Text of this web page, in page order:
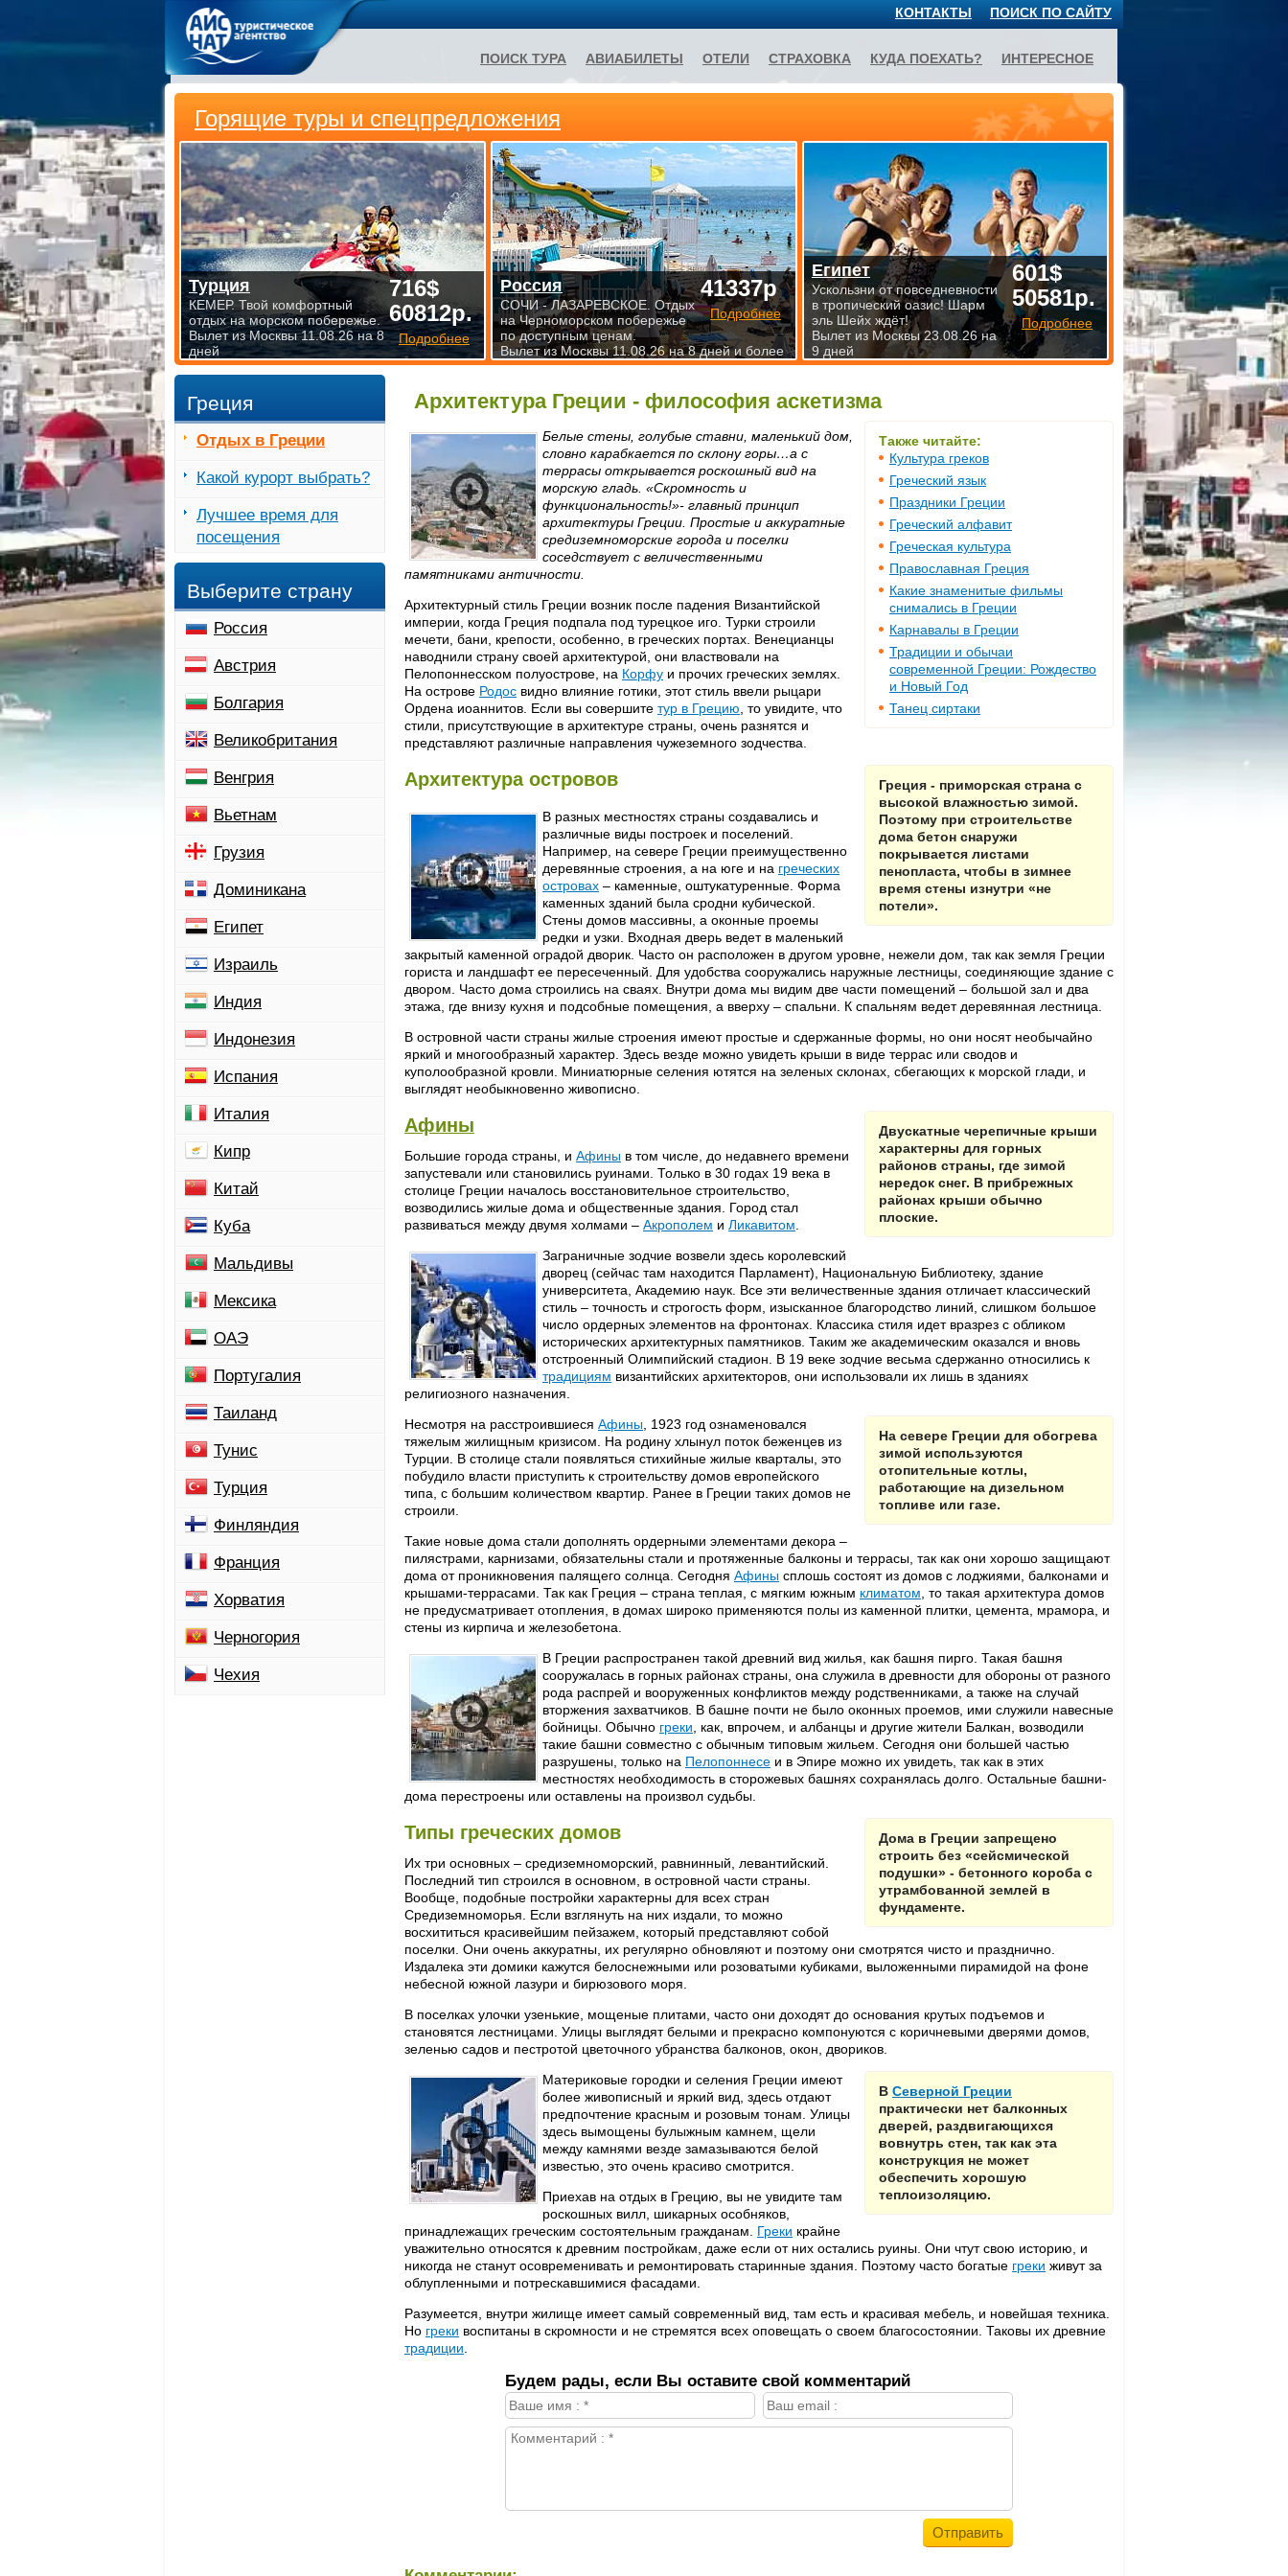
Архитектура Греции - философия аскетизма
Также читайте:
Культура греков
Греческий язык
Праздники Греции
Греческий алфавит
Греческая культура
Православная Греция
Какие знаменитые фильмы
снимались в Греции
Карнавалы в Греции
Традиции и обычаи
современной Греции: Рождество
и Новый Год
Танец сиртаки
Белые стены, голубые ставни, маленький дом,
словно карабкается по склону горы…а с
террасы открывается роскошный вид на
морскую гладь. «Скромность и
функциональность!»- главный принцип
архитектуры Греции. Простые и аккуратные
средиземноморские города и поселки
соседствует с величественными
памятниками античности.
Архитектурный стиль Греции возник после падения Византийской
империи, когда Греция подпала под турецкое иго. Турки строили
мечети, бани, крепости, особенно, в греческих портах. Венецианцы
наводнили страну своей архитектурой, они властвовали на
Пелопоннесском полуострове, на Корфу и прочих греческих землях.
На острове Родос видно влияние готики, этот стиль ввели рыцари
Ордена иоаннитов. Если вы совершите тур в Грецию , то увидите, что
стили, присутствующие в архитектуре страны, очень разнятся и
представляют различные направления чужеземного зодчества.
Греция - приморская страна с
высокой влажностью зимой.
Поэтому при строительстве
дома бетон снаружи
покрывается листами
пенопласта, чтобы в зимнее
время стены изнутри «не
потели».
Архитектура островов
В разных местностях страны создавались и
различные виды построек и поселений.
Например, на севере Греции преимущественно
деревянные строения, а на юге и на греческих
островах – каменные, оштукатуренные. Форма
каменных зданий была сродни кубической.
Стены домов массивны, а оконные проемы
редки и узки. Входная дверь ведет в маленький
закрытый каменной оградой дворик. Часто он расположен в другом уровне, нежели дом, так как земля Греции
гориста и ландшафт ее пересеченный. Для удобства сооружались наружные лестницы, соединяющие здание с
двором. Часто дома строились на сваях. Внутри дома мы видим две части помещений – большой зал и два
этажа, где внизу кухня и подсобные помещения, а вверху – спальни. К спальням ведет деревянная лестница.
В островной части страны жилые строения имеют простые и сдержанные формы, но они носят необычайно
яркий и многообразный характер. Здесь везде можно увидеть крыши в виде террас или сводов и
куполообразной кровли. Миниатюрные селения ютятся на зеленых склонах, сбегающих к морской глади, и
выглядят необыкновенно живописно.
Двускатные черепичные крыши
характерны для горных
районов страны, где зимой
нередок снег. В прибрежных
районах крыши обычно
плоские.
Афины
Большие города страны, и Афины в том числе, до недавнего времени
запустевали или становились руинами. Только в 30 годах 19 века в
столице Греции началось восстановительное строительство,
возводились жилые дома и общественные здания. Город стал
развиваться между двумя холмами – Акрополем и Ликавитом
Заграничные зодчие возвели здесь королевский
дворец (сейчас там находится Парламент), Национальную Библиотеку, здание
университета, Академию наук. Все эти величественные здания отличает классический
стиль – точность и строгость форм, изысканное благородство линий, слишком большое
число ордерных элементов на фронтонах. Классика стиля идет вразрез с обликом
исторических архитектурных памятников. Таким же академическим оказался и вновь
отстроенный Олимпийский стадион. В 19 веке зодчие весьма сдержанно относились к
традициям византийских архитекторов, они использовали их лишь в зданиях
религиозного назначения.
На севере Греции для обогрева
зимой используются
отопительные котлы,
работающие на дизельном
топливе или газе.
Несмотря на расстроившиеся Афины , 1923 год ознаменовался
тяжелым жилищным кризисом. На родину хлынул поток беженцев из
Турции. В столице стали появляться стихийные жилые кварталы, это
побудило власти приступить к строительству домов европейского
типа, с большим количеством квартир. Ранее в Греции таких домов не
строили.
Такие новые дома стали дополнять ордерными элементами декора –
пилястрами, карнизами, обязательны стали и протяженные балконы и террасы, так как они хорошо защищают
дома от проникновения палящего солнца. Сегодня Афины сплошь состоят из домов с лоджиями, балконами и
крышами-террасами. Так как Греция – страна теплая, с мягким южным климатом , то такая архитектура домов
не предусматривает отопления, в домах широко применяются полы из каменной плитки, цемента, мрамора, и
стены из кирпича и железобетона.
В Греции распространен такой древний вид жилья, как башня пирго. Такая башня
сооружалась в горных районах страны, она служила в древности для обороны от разного
рода распрей и вооруженных конфликтов между родственниками, а также на случай
вторжения захватчиков. В башне почти не было оконных проемов, ими служили навесные
бойницы. Обычно греки , как, впрочем, и албанцы и другие жители Балкан, возводили
такие башни совместно с обычным типовым жильем. Сегодня они большей частью
разрушены, только на Пелопоннесе и в Эпире можно их увидеть, так как в этих
местностях необходимость в сторожевых башнях сохранялась долго. Остальные башни-
дома перестроены или оставлены на произвол судьбы.
Дома в Греции запрещено
строить без «сейсмической
подушки» - бетонного короба с
утрамбованной землей в
фундаменте.
Типы греческих домов
Их три основных – средиземноморский, равнинный, левантийский.
Последний тип строился в основном, в островной части страны.
Вообще, подобные постройки характерны для всех стран
Средиземноморья. Если взглянуть на них издали, то можно
восхититься красивейшим пейзажем, который представляют собой
поселки. Они очень аккуратны, их регулярно обновляют и поэтому они смотрятся чисто и празднично.
Издалека эти домики кажутся белоснежными или розоватыми кубиками, выложенными пирамидой на фоне
небесной южной лазури и бирюзового моря.
В поселках улочки узенькие, мощеные плитами, часто они доходят до основания крутых подъемов и
становятся лестницами. Улицы выглядят белыми и прекрасно компонуются с коричневыми дверями домов,
зеленью садов и пестротой цветочного убранства балконов, окон, двориков.
В Северной Греции
практически нет балконных
дверей, раздвигающихся
вовнутрь стен, так как эта
конструкция не может
обеспечить хорошую
теплоизоляцию.
Материковые городки и селения Греции имеют
более живописный и яркий вид, здесь отдают
предпочтение красным и розовым тонам. Улицы
здесь вымощены булыжным камнем, щели
между камнями везде замазываются белой
известью, это очень красиво смотрится.
Приехав на отдых в Грецию, вы не увидите там
роскошных вилл, шикарных особняков,
принадлежащих греческим состоятельным гражданам. Греки крайне
уважительно относятся к древним постройкам, даже если от них остались руины. Они чтут свою историю, и
никогда не станут осовременивать и ремонтировать старинные здания. Поэтому часто богатые греки живут за
облупленными и потрескавшимися фасадами.
Разумеется, внутри жилище имеет самый современный вид, там есть и красивая мебель, и новейшая техника.
Но греки воспитаны в скромности и не стремятся всех оповещать о своем благосостоянии. Таковы их древние
традиции
Будем рады, если Вы оставите свой комментарий
Греция
Отдых в Греции
Какой курорт выбрать?
Лучшее время для
посещения
Выберите страну
Россия
Австрия
Болгария
Великобритания
Венгрия
Вьетнам
Грузия
Доминикана
Египет
Израиль
Индия
Индонезия
Испания
Италия
Кипр
Китай
Куба
Мальдивы
Мексика
ОАЭ
Португалия
Таиланд
Тунис
Турция
Финляндия
Франция
Хорватия
Черногория
Чехия
Горящие туры и спецпредложения
716$
60812р.
Подробнее
Турция
КЕМЕР. Твой комфортный
отдых на морском побережье.
Вылет из Москвы 11.08.26 на 8
дней
41337р
Подробнее
Россия
СОЧИ - ЛАЗАРЕВСКОЕ. Отдых
на Черноморском побережье
по доступным ценам.
Вылет из Москвы 11.08.26 на 8 дней и более
601$
50581р.
Подробнее
Египет
Ускользни от повседневности
в тропический оазис! Шарм
эль Шейх ждёт!
Вылет из Москвы 23.08.26 на
9 дней
ПОИСК ПО САЙТУ
КОНТАКТЫ
ПОИСК ТУРА АВИАБИЛЕТЫ ОТЕЛИ СТРАХОВКА КУДА ПОЕХАТЬ? ИНТЕРЕСНОЕ